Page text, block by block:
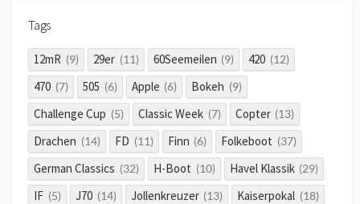
Tags
12mR (9) 29er (11) 60Seemeilen (9) 420 (12)
470 (7) 505 (6) Apple (6) Bokeh (9)
Challenge Cup (5) Classic Week (7) Copter (13)
Drachen (14) FD (11) Finn (6) Folkeboot (37)
German Classics (32) H-Boot (10) Havel Klassik (29)
IF (5) J70 (14) Jollenkreuzer (13) Kaiserpokal (18)